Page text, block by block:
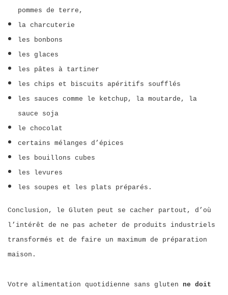
pommes de terre,
la charcuterie
les bonbons
les glaces
les pâtes à tartiner
les chips et biscuits apéritifs soufflés
les sauces comme le ketchup, la moutarde, la
sauce soja
le chocolat
certains mélanges d’épices
les bouillons cubes
les levures
les soupes et les plats préparés.
Conclusion, le Gluten peut se cacher partout, d’où
l’intérêt de ne pas acheter de produits industriels
transformés et de faire un maximum de préparation
maison.
Votre alimentation quotidienne sans gluten ne doit